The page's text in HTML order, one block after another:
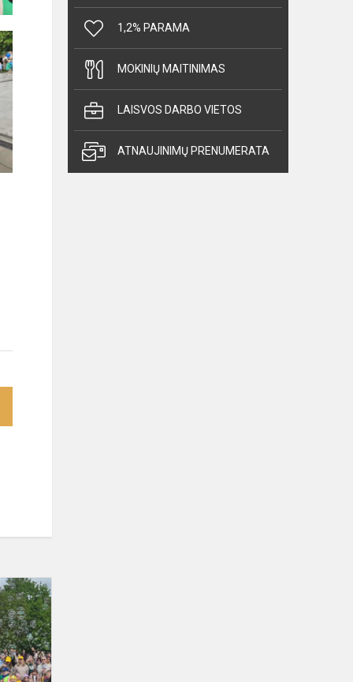
Šiaulių
miesto
"Vaikystės
spindulėlis"
1,2% PARAMA
MOKINIŲ MAITINIMAS
LAISVOS DARBO VIETOS
ATNAUJINIMŲ PRENUMERATA